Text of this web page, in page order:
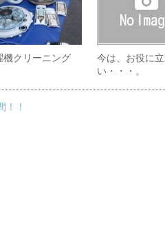
機クリーニング
今は、お役に
い・・・。
！！